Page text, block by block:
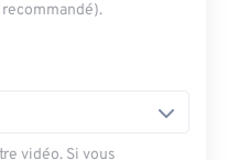
vidéo. Si vous